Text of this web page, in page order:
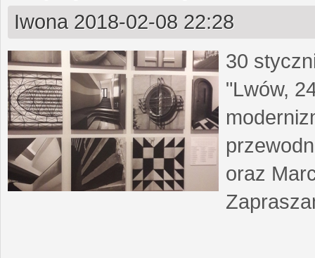
Iwona 2018-02-08 22:28
30
"Lwów,
oraz